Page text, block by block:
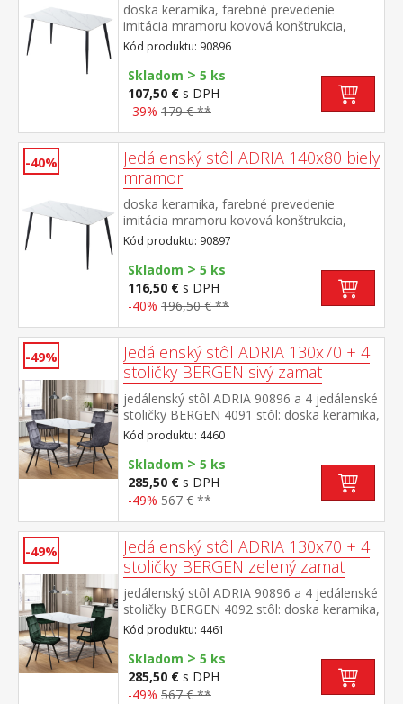
doska keramika, farebné prevedenie
imitácia mramoru kovová konštrukcia,
farebné prevedenie čierna
Kód produktu: 90896
Skladom > 5 ks
107,50 € s DPH
-39% 179 € **
-40%
Jedálenský stôl ADRIA 140x80 biely
mramor
doska keramika, farebné prevedenie
imitácia mramoru kovová konštrukcia,
farebné prevedenie čierna
Kód produktu: 90897
Skladom > 5 ks
116,50 € s DPH
-40% 196,50 € **
-49%
Jedálenský stôl ADRIA 130x70 + 4
stoličky BERGEN sivý zamat
jedálenský stôl ADRIA 90896 a 4 jedálenské
stoličky BERGEN 4091 stôl: doska keramika,
farebné prevedenie imitácia
mramoru kovová konštrukcia, farebné
prevedenie čierna stolička: zamatový poťah,
farebné prevedenie sivá kovová
konštrukcia, farebné prevedenie
stola (š/h/v) 130 × 70 × 75 cm rozmer
stoličky (š/h/v) 45 × 53 × 88 cm
Kód produktu: 4460
Skladom > 5 ks
285,50 € s DPH
-49% 567 € **
-49%
Jedálenský stôl ADRIA 130x70 + 4
stoličky BERGEN zelený zamat
jedálenský stôl ADRIA 90896 a 4 jedálenské
stoličky BERGEN 4092 stôl: doska keramika,
farebné prevedenie imitácia
mramoru kovová konštrukcia, farebné
prevedenie čierna stolička: zamatový poťah,
farebné prevedenie zelená kovová
konštrukcia, farebné prevedenie
Kód produktu: 4461
Skladom > 5 ks
285,50 € s DPH
-49% 567 € **